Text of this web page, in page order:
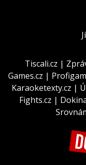
Tiscali.cz |
Games.cz |
Karaoketexty.cz |
Fights.cz |